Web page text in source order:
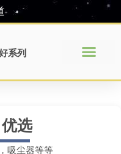
系列
优选
吸尘器等等